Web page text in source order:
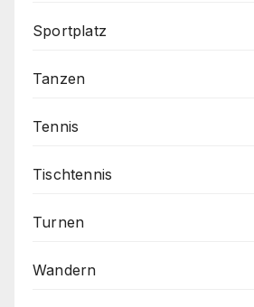
Sportplatz
Tanzen
Tennis
Tischtennis
Turnen
Wandern